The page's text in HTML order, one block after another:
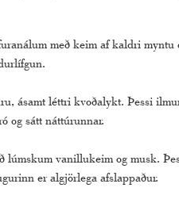
með keim af kaldri
ásamt léttri kvoðalykt. Þessi
og sátt náttúrunnar.
lúmskum vanillukeim og musk.
er algjörlega afslappaður.